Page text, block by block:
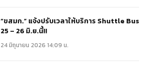
“ขสมก.” แจ้งปรับเวลาให้บริการ Shuttle Bus
25 – 26 มิ.ย.นี้!!
24 มิถุนายน 2026 14:09 น.